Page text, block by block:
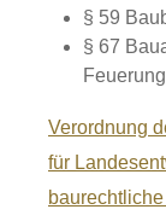
§ 59
§ 67
Verordnung
für